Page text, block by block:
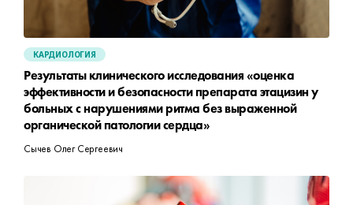
КАРДИОЛОГИЯ
Результаты клинического исследования «оценка
эффективности и безопасности препарата этацизин у
больных с нарушениями ритма без выраженной
органической патологии сердца»
Сычев Олег Сергеевич